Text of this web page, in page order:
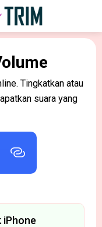
Tingkatkan atau
suara yang
iPhone